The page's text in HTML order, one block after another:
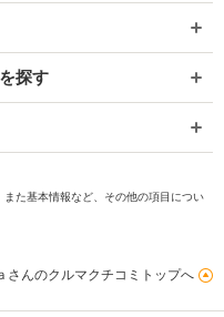
探す
た基本情報など、その他の項目につい
さんのクルマクチコミトップへ